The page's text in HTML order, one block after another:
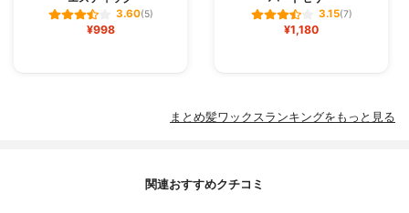
3.60(5)
¥998
3.15(7)
¥1,180
まとめ髪ワックスランキングをもっと見る
関連おすすめクチコミ